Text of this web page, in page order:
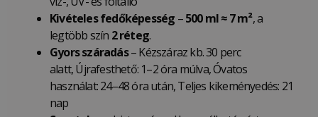
Kivételes fedőképesség –500 ml ≈ 7 m², a
legtöbb szín 2 réteg.
Gyors száradás– Kézszáraz kb. 30 perc
alatt, Újrafesthető: 1–2 óra múlva, Óvatos
használat: 24–48 óra után, Teljes kikeményedés: 21
nap